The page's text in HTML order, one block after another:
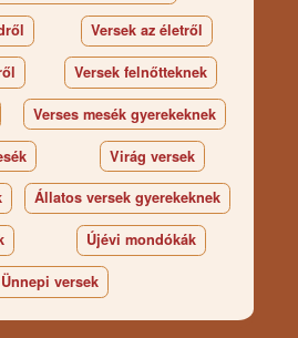
Versek az életről
Versek felnőtteknek
Verses mesék gyerekeknek
Virág versek
Állatos versek gyerekeknek
Újévi mondókák
Ünnepi versek